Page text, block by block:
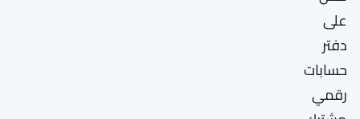
على
دفتر
حسابات
رقمي